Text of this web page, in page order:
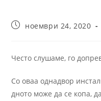
ноември 24, 2020
Често слушаме, го
Со оваа однадвор
дното може да се копа,